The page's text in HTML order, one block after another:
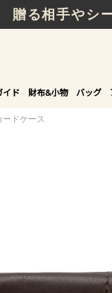
贈る相手やシ
イド 財布&小物 バッグ
ードケース